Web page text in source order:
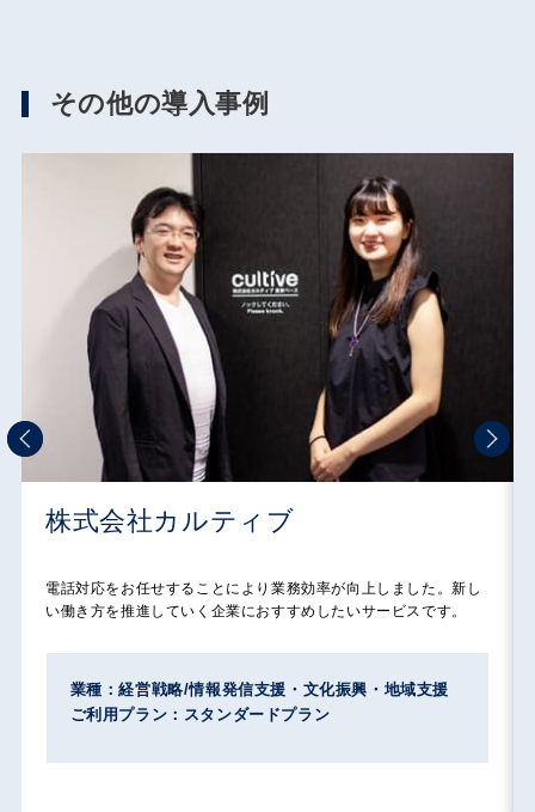
その他の導入事例
株式会社カルティブ
電話対応をお任せすることにより業務効率が向上しました。新し
い働き方を推進していく企業におすすめしたいサービスです。
業種：経営戦略/情報発信支援・文化振興・地域支援
ご利用プラン：スタンダードプラン